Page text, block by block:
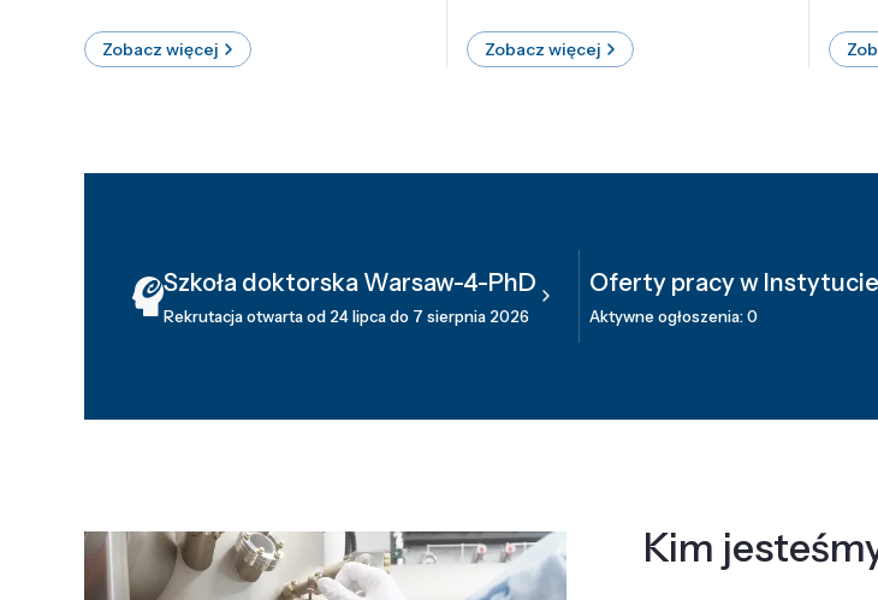
Zobacz więcej Zobacz więcej
Szkoła doktorska Warsaw-4-PhD
Rekrutacja otwarta od 24 lipca do 7 sierpnia 2026
Oferty pracy w Instytucie
Aktywne ogłoszenia: 0
Kim